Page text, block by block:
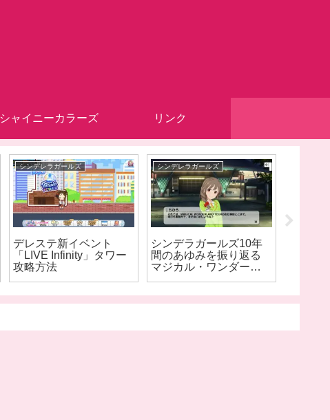
シャイニーカラーズ リンク
シンデレラガールズ
デレステ新イベント
「LIVE Infinity」タワー
攻略方法
シンデレラガールズ
シンデラガールズ10年
間のあゆみを振り返る
マジカル・ワンダーラ